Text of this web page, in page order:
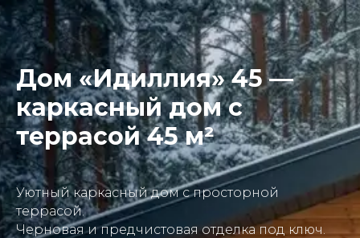
Дом «Идиллия» 45 —
каркасный дом с
террасой 45 м²
Уютный каркасный дом с просторной
террасой.
Черновая и предчистовая отделка под ключ.